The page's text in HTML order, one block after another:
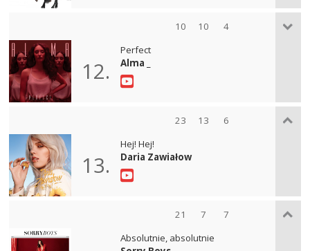
10 10 4
12.
Perfect
Alma _
23 13 6
13.
Hej! Hej!
Daria Zawiałow
21 7 7
Absolutnie, absolutnie